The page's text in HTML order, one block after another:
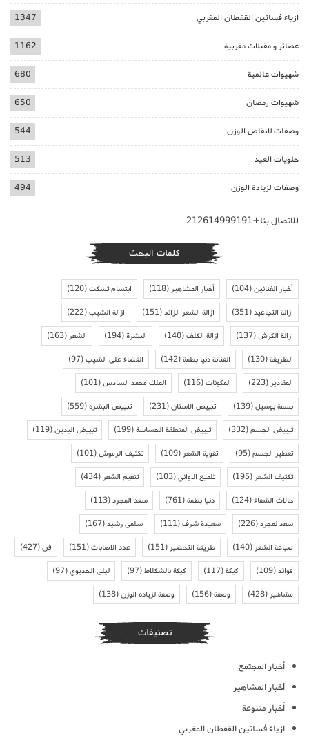
ازياء فساتين القفطان المغربي 1347
عصائر و مقبلات مغربية 1162
شهيوات عالمية 680
شهيوات رمضان 650
وصفات لانقاص الوزن 544
حلويات العيد 513
وصفات لزيادة الوزن 494
للاتصال بنا+212614999191
كلمات البحث
أخبار الفنانين(104) أخبار المشاهير(118) ابتسام تسكت(120)
ازالة التجاعيد(351) ازالة الشعر الزائد(151) ازالة الشيب(222)
ازالة الكرش(137) ازالة الكلف(140) البشرة(194) الشعر(163)
الطريقة(130) الفنانة دنيا بطمة(142) القضاء على الشيب(97)
المقادير(223) المكونات(116) الملك محمد السادس(101)
بسمة بوسيل(139) تبييض الاسنان(231) تبييض البشرة(559)
تبييض الجسم(332) تبييض المنطقة الحساسة(199) تبييض اليدين(119)
تعطير الجسم(95) تقوية الشعر(109) تكثيف الرموش(101)
تكثيف الشعر(195) تلميع الاواني(103) تنعيم الشعر(434)
حالات الشفاء(124) دنيا بطمة(761) سعد المجرد(113)
سعد لمجرد(226) سعيدة شرف(111) سلمى رشيد(167)
صباغة الشعر(140) طريقة التحضير(151) عدد الاصابات(151) فن(427)
فوائد(109) كيكة(117) كيكة بالشكلاط(97) ليلى الحديوي(97)
مشاهير(428) وصفة(156) وصفة لزيادة الوزن(138)
تصنيفات
أخبار المجتمع
أخبار المشاهير
أخبار متنوعة
ازياء فساتين القفطان المغربي